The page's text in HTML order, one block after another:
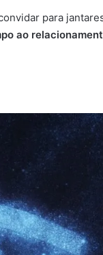
para
ao